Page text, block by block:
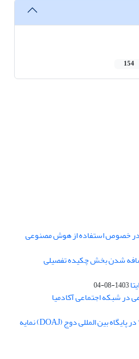
154
خصوص استفاده از هوش مصنوعی
شدن بخش چکیده تفصیلی
1403-08-04
در شبکه اجتماعی آکادمیا
فصلنامه علمی "علوم و فنون نظامی" در پایگاه بین المللی دوج (DOAJ) نمایه